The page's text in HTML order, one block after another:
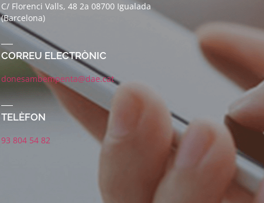
C/ Florenci Valls, 48 2a 08700 Igualada
(Barcelona)
CORREU ELECTRÒNIC
donesambempenta@dae.cat
TELÈFON
93 804 54 82